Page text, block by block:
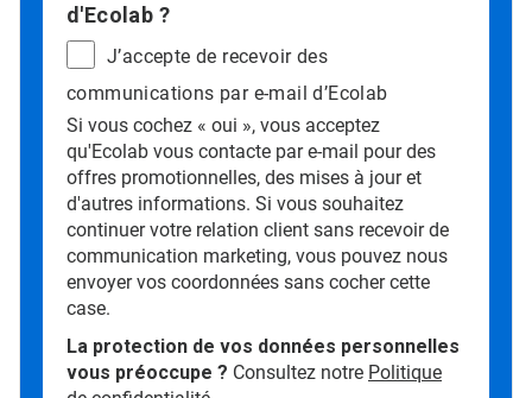
d'Ecolab ?
J’accepte de recevoir des
communications par e-mail d’Ecolab
Si vous cochez « oui », vous acceptez
qu'Ecolab vous contacte par e-mail pour des
offres promotionnelles, des mises à jour et
d'autres informations. Si vous souhaitez
continuer votre relation client sans recevoir de
communication marketing, vous pouvez nous
envoyer vos coordonnées sans cocher cette
case.
La protection de vos données personnelles
vous préoccupe ? Consultez notre Politique